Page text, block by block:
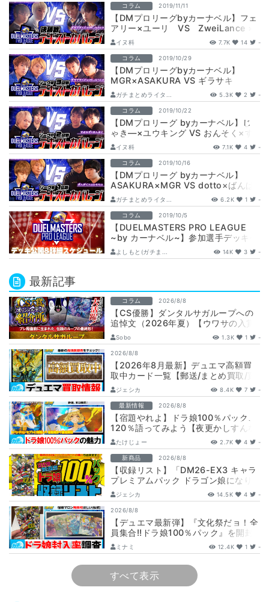
コラム 2019/11/11
【DMプロリーグbyカーナベル】フェ
アリー×ユーリ VS ZweiLance ×
ギラサキ【決勝戦】
イヌ科 7.7K 14 -
コラム 2019/10/29
【DMプロリーグbyカーナベル】
MGR×ASAKURA VS ギラサキ
×ZweiLance【リーグB3回戦】
ガチまとめライタ... 5.3K 2 -
コラム 2019/10/22
【DMプロリーグ byカーナベル】じ
ゃき―×ユウキング VS おんそく×す
めらぎ 【リーグA2回戦カバレージ】
イヌ科 7.1K 4 -
コラム 2019/10/16
【DMプロリーグ byカーナベル】
ASAKURA×MGR VS dotto×ばんぱ
く【リーグB1回戦カバレージ…
ガチまとめライタ... 6.2K 1 -
コラム 2019/10/5
【DUELMASTERS PRO LEAGUE
~by カーナベル~】参加選手デッキ公
開！＆詳細スケジュール
よしもと(ガチま... 14K 3 -
最新記事
コラム 2026/8/8
【CS優勝】ダンタルサガループへの
追悼文（2026年夏）【ウワサの入賞
オリジナルデッキ紹介所 – …
Sobo 1.3K 1 -
2026/8/8
【2026年8月最新】デュエマ高額買
取中カード一覧【郵送/まとめ買取/買
取表/相場/金トレジャー】
ジェシカ 8.4K 7 -
最新情報 2026/8/8
【宿題やれよ】ドラ娘100％パック、
120％語ってみよう【夜更かしすんな
よ】
たけじょー 2.7K 4 -
新商品 2026/8/8
【収録リスト】「DM26-EX3 キャラ
プレミアムパック ドラゴン娘になり
たくないっ！ 文化祭だョ！全員集
合!…
ジェシカ 14.5K 4 -
2026/8/8
【デュエマ最新弾】『文化祭だョ！全
員集合!!ドラ娘100％パック』を開封
して封入率調査！【25周年/ドラゴン
娘…
ミナミ 12.4K 1 -
すべて表示